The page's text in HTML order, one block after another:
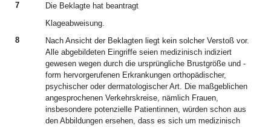
7
Die Beklagte hat beantragt
Klageabweisung.
8
Nach Ansicht der Beklagten liegt kein solcher Verstoß vor.
Alle abgebildeten Eingriffe seien medizinisch indiziert
gewesen wegen durch die ursprüngliche Brustgröße und -
form hervorgerufenen Erkrankungen orthopädischer,
psychischer oder dermatologischer Art. Die maßgeblichen
angesprochenen Verkehrskreise, nämlich Frauen,
insbesondere potenzielle Patientinnen, würden schon aus
den Abbildungen ersehen, dass es sich um medizinisch